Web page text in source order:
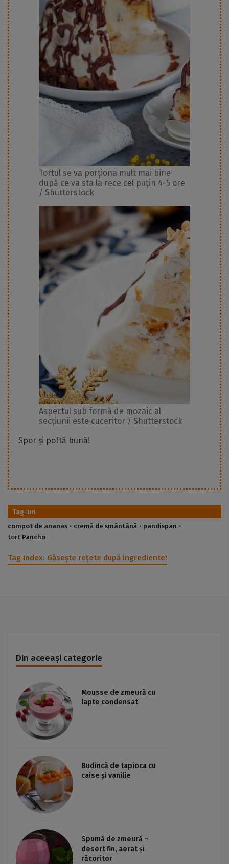
Tortul se va porționa mult mai bine
după ce va sta la rece cel puțin 4-5 ore
/ Shutterstock
Aspectul sub formă de mozaic al
secțiunii este cuceritor / Shutterstock
Spor și poftă bună!
Tag-uri
compot de ananas
cremă de smântână
pandispan
tort Pancho
Tag Index: Găsește rețete după ingrediente!
Din aceeași categorie
Mousse de zmeură cu
lapte condensat
Budincă de tapioca cu
caise și vanilie
Spumă de zmeură –
desert fin, aerat și
răcoritor